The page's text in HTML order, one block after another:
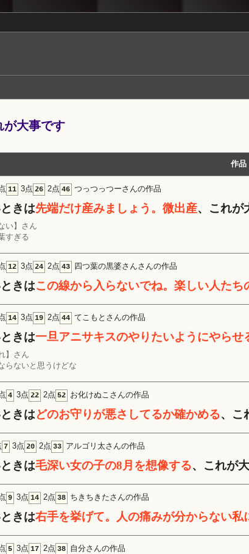
が大事です
作品
11 3点 26 2点 46 つっつっつーさんの作品
きは先端だけ産みましょう。微出産、これが
い】さん
すぎる
12 3点 24 2点 43 四つ葉の黒婆さんさんの作品
きはこの線から入らないでね。楽しい人たち
14 3点 19 2点 44 てこもとさんの作品
きは一旦アニサキスのやりたいようにやらせ
】さん
らないと思うけどな
4 3点 22 2点 52 お化けぬこさんの作品
きはどのお守りが悪さしてるか確かめる、こ
7 3点 20 2点 33 アルゴリ太さんの作品
きは毛深い女の子の8月を想像する、これが
9 3点 14 2点 38 ちきちきたさんの作品
きは右手を挙げて。人の痛みが分からない私
5 3点 17 2点 38 自分さんの作品